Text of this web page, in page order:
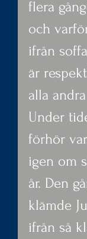
flera
och
ifrån
är
alla
Under
förhör
igen om
år. Den
klämde
ifrån så